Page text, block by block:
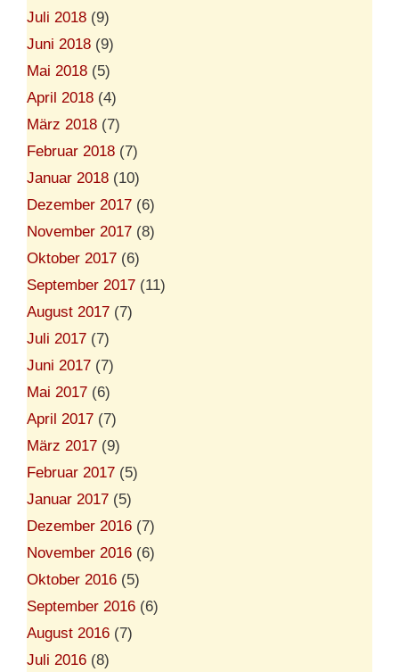
Juli 2018 (9)
Juni 2018 (9)
Mai 2018 (5)
April 2018 (4)
März 2018 (7)
Februar 2018 (7)
Januar 2018 (10)
Dezember 2017 (6)
November 2017 (8)
Oktober 2017 (6)
September 2017 (11)
August 2017 (7)
Juli 2017 (7)
Juni 2017 (7)
Mai 2017 (6)
April 2017 (7)
März 2017 (9)
Februar 2017 (5)
Januar 2017 (5)
Dezember 2016 (7)
November 2016 (6)
Oktober 2016 (5)
September 2016 (6)
August 2016 (7)
Juli 2016 (8)